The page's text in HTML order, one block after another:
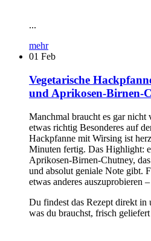
...
mehr
01 Feb
Vegetarische
und Aprikosen-Birnen-
Manchmal braucht es gar nicht
etwas richtig Besonderes auf
Hackpfanne mit Wirsing ist
Minuten fertig. Das Highlight:
Aprikosen-Birnen-Chutney,
und absolut geniale Note gibt.
etwas anderes auszuprobieren
Du findest das Rezept direkt
was du brauchst, frisch